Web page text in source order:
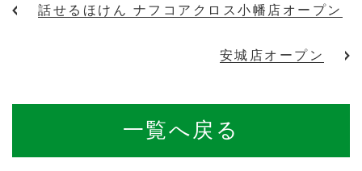
話せるほけん ナフコアクロス小幡店オープン
一覧へ戻る
安城店オープン